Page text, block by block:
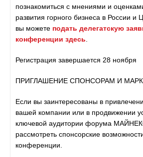
познакомиться с мнениями и
развития горного бизнеса в России и
вы можете подать делегатскую
конференции здесь
Регистрация завершается 28 ноября
ПРИГЛАШЕНИЕ СПОНСОРАМ И
Если вы заинтересованы в
вашей компании или в продвижении
ключевой аудитории форума
рассмотреть спонсорские
конференции.